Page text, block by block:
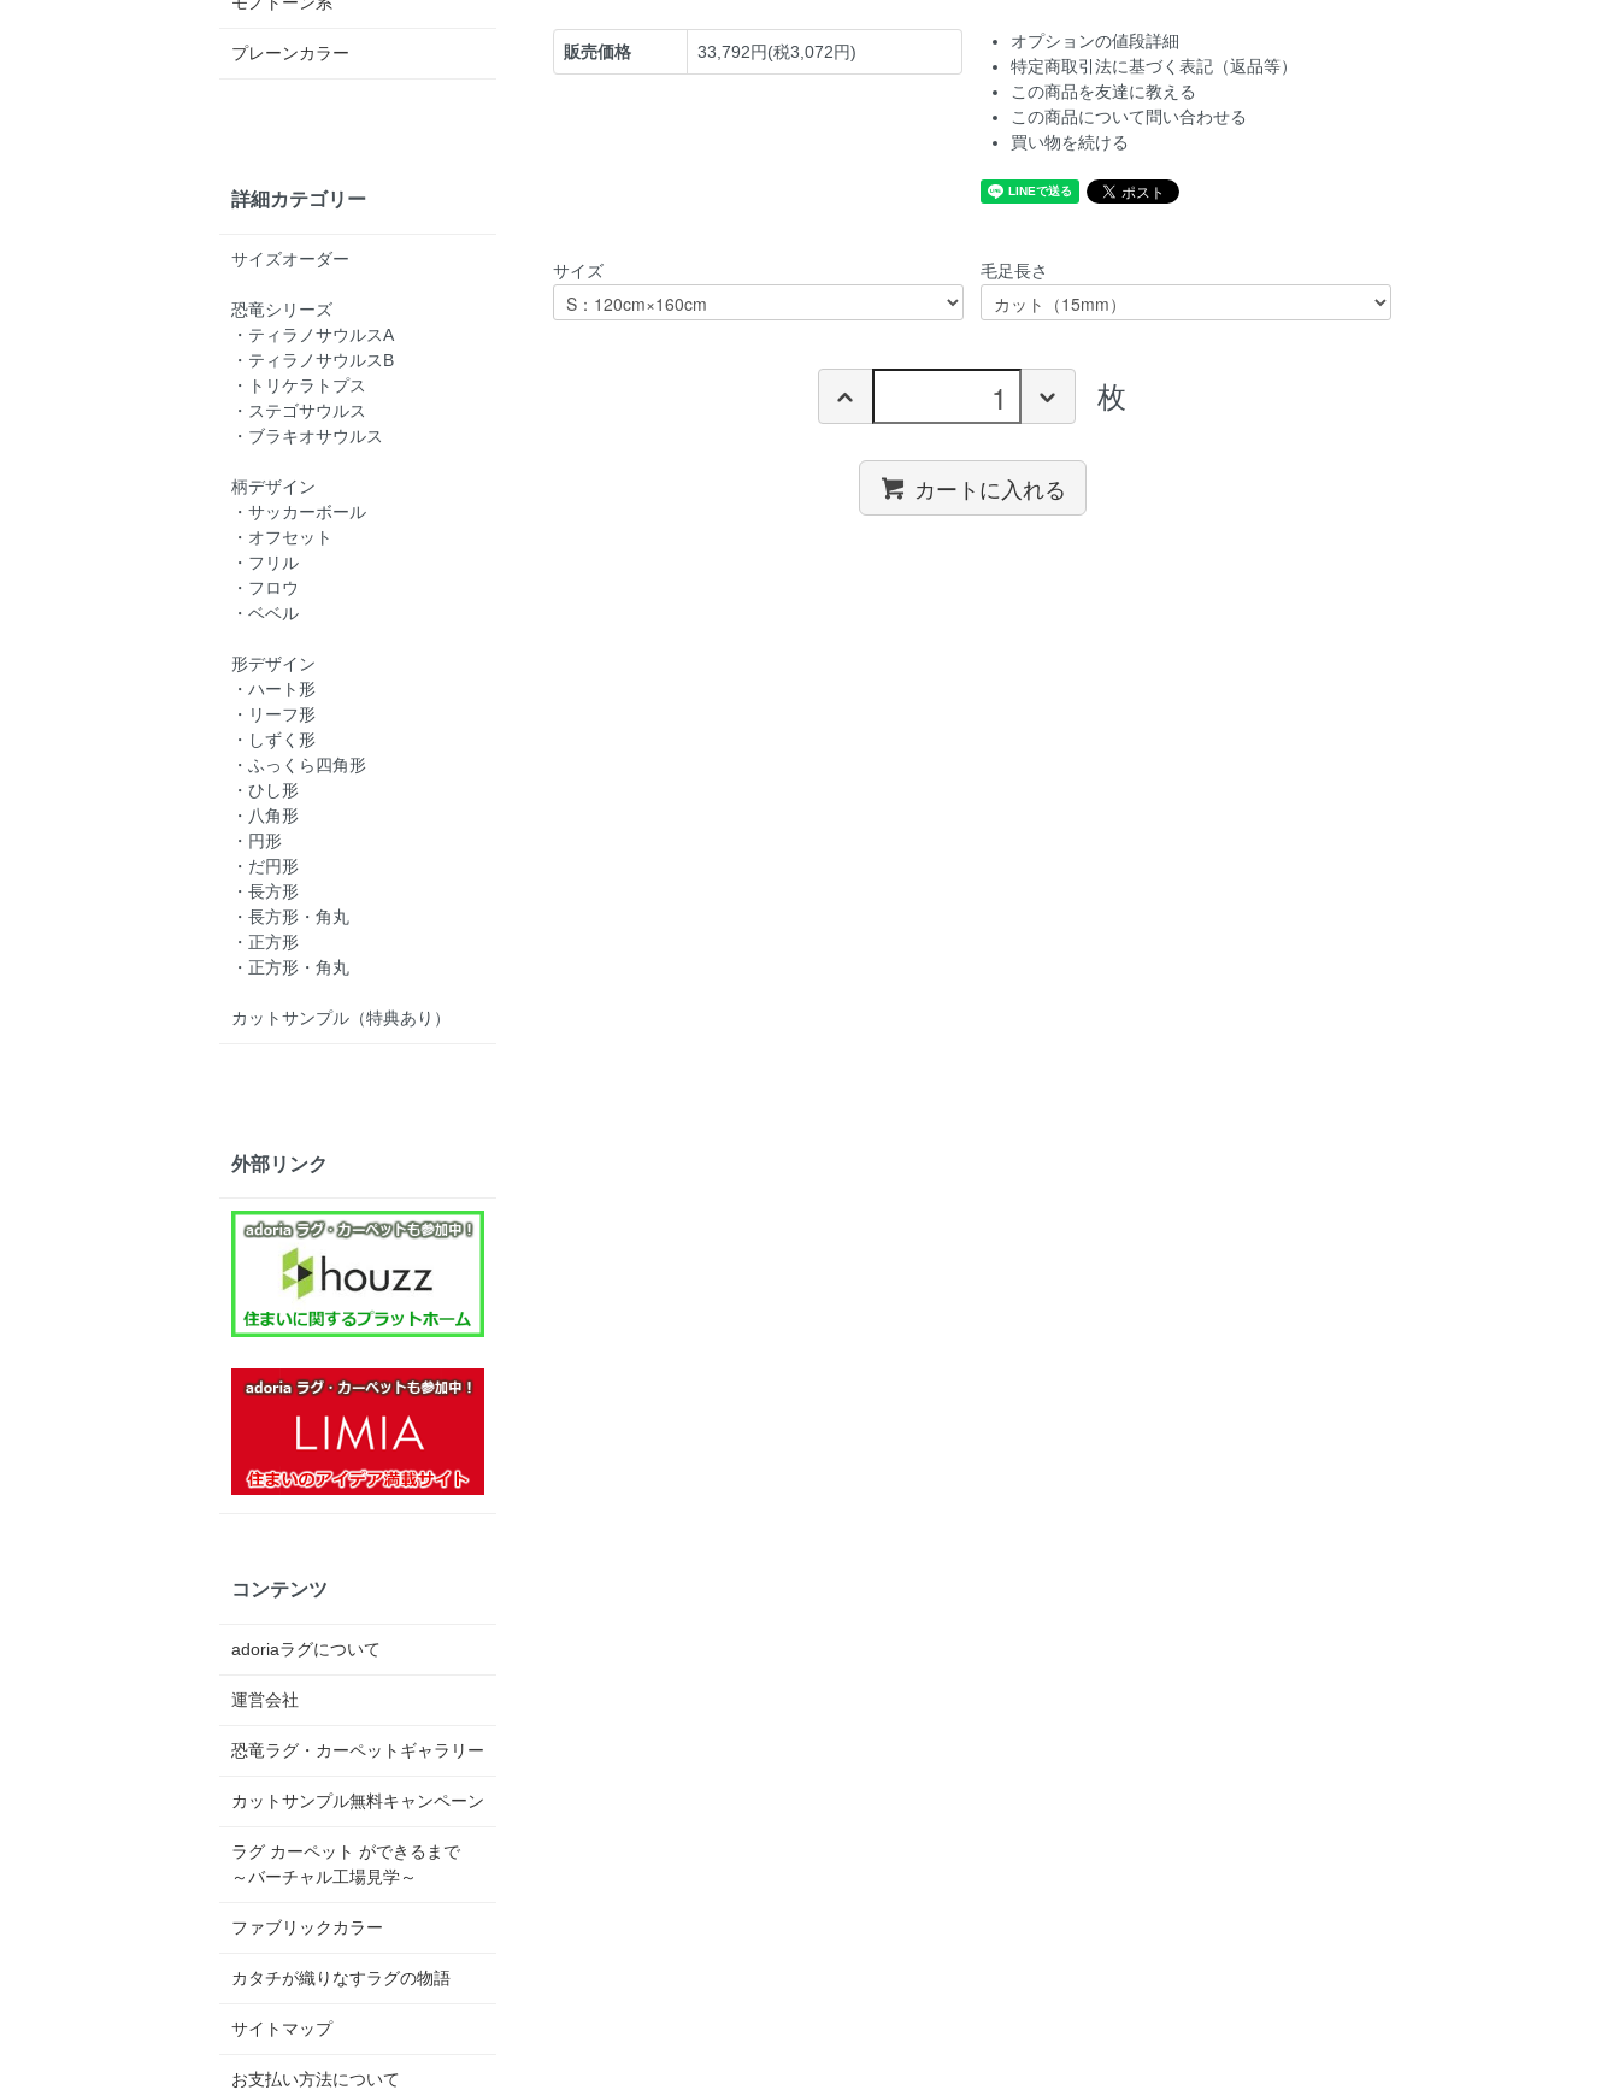
販売価格 33,792円(税3,072円)
オプションの値段詳細
特定商取引法に基づく表記（返品等）
この商品を友達に教える
この商品について問い合わせる
買い物を続ける
サイズ 毛足長さ
枚
カートに入れる
プレーンカラー
詳細カテゴリー
サイズオーダー
恐竜シリーズ
・ティラノサウルスA
・ティラノサウルスB
・トリケラトプス
・ステゴサウルス
・ブラキオサウルス
柄デザイン
・サッカーボール
・オフセット
・フリル
・フロウ
・ベベル
形デザイン
・ハート形
・リーフ形
・しずく形
・ふっくら四角形
・ひし形
・八角形
・円形
・だ円形
・長方形
・長方形・角丸
・正方形
・正方形・角丸
カットサンプル（特典あり）
外部リンク
コンテンツ
adoriaラグについて
運営会社
恐竜ラグ・カーペットギャラリー
カットサンプル無料キャンペーン
ラグ カーペット ができるまで
～バーチャル工場見学～
ファブリックカラー
カタチが織りなすラグの物語
サイトマップ
お支払い方法について